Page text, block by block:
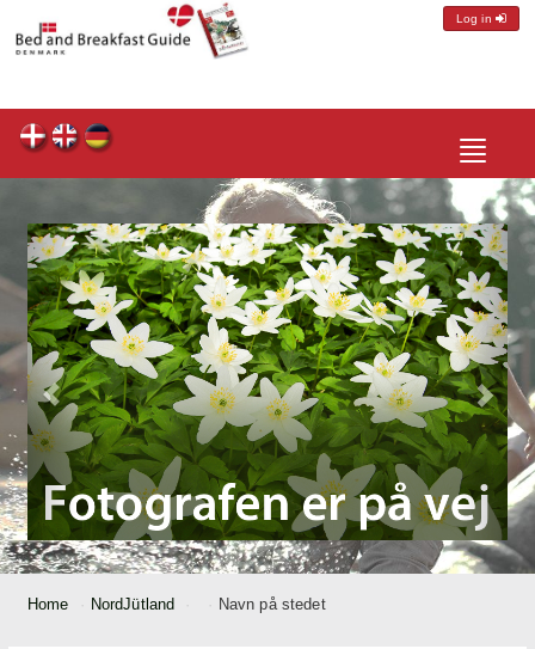
Log in
Toggle
Home NordJütland Navn på stedet